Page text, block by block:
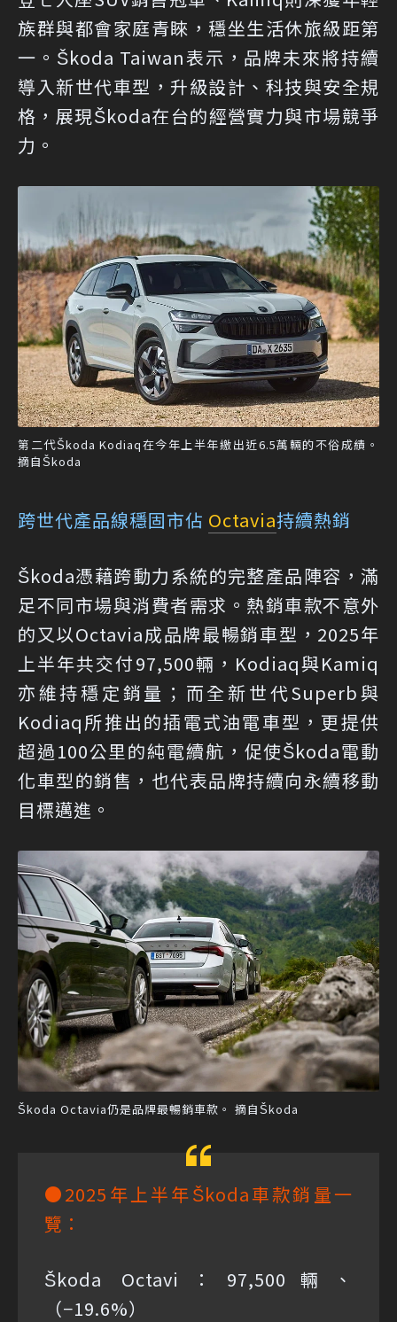
族群與都會家庭青睞，穩坐生活休旅級距第
一。Škoda Taiwan表示，品牌未來將持續
導入新世代車型，升級設計、科技與安全規
格，展現Škoda在台的經營實力與市場競爭
力。
第二代Škoda Kodiaq在今年上半年繳出近6.5萬輛的不俗成績。
摘自Škoda
跨世代產品線穩固市佔 Octavia持續熱銷
Škoda憑藉跨動力系統的完整產品陣容，滿
足不同市場與消費者需求。熱銷車款不意外
的又以Octavia成品牌最暢銷車型，2025年
上半年共交付97,500輛，Kodiaq與Kamiq
亦維持穩定銷量；而全新世代Superb與
Kodiaq所推出的插電式油電車型，更提供
超過100公里的純電續航，促使Škoda電動
化車型的銷售，也代表品牌持續向永續移動
目標邁進。
Škoda Octavia仍是品牌最暢銷車款。 摘自Škoda
●2025年上半年Škoda車款銷量一
覽：
Škoda Octavi：97,500輛、
（−19.6%）